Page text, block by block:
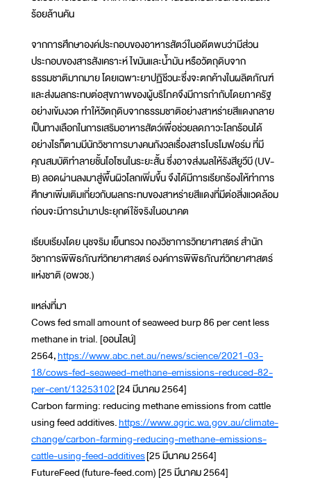
ร้อยล้านคัน
จากการศึกษาองค์ประกอบของอาหารสัตว์ในอดีตพบว่ามีส่วน
ประกอบของสารสังเคราะห์ ไขมันและน้ำมัน หรือวัตถุดิบจาก
ธรรมชาติมากมาย โดยเฉพาะยาปฏิชีวนะซึ่งจะตกค้างในผลิตภัณฑ์
และส่งผลกระทบต่อสุขภาพของผู้บริโภคจึงมีการกำกับโดยภาครัฐ
อย่างเข้มงวด ทำให้วัตถุดิบจากธรรมชาติอย่างสาหร่ายสีแดงกลาย
เป็นทางเลือกในการเสริมอาหารสัตว์เพื่อช่วยลดภาวะโลกร้อนได้
อย่างไรก็ตามมีนักวิชาการบางคนกังวลเรื่องสารโบรโมฟอร์ม ที่มี
คุณสมบัติทำลายชั้นโอโซนในระยะสั้น ซึ่งอาจส่งผลให้รังสียูวีบี (UV-
B) ลอดผ่านลงมาสู่พื้นผิวโลกเพิ่มขึ้น จึงได้มีการเรียกร้องให้ทำการ
ศึกษาเพิ่มเติมเกี่ยวกับผลกระทบของสาหร่ายสีแดงที่มีต่อสิ่งแวดล้อม
ก่อนจะมีการนำมาประยุกต์ใช้จริงในอนาคต
เรียบเรียงโดย นุชจริม เย็นทรวง กองวิชาการวิทยาศาสตร์ สำนัก
วิชาการพิพิธภัณฑ์วิทยาศาสตร์ องค์การพิพิธภัณฑ์วิทยาศาสตร์
แห่งชาติ (อพวช.)
แหล่งที่มา
Cows fed small amount of seaweed burp 86 per cent less
methane in trial. [ออนไลน์]
2564,https://www.abc.net.au/news/science/2021-03-
18/cows-fed-seaweed-methane-emissions-reduced-82-
per-cent/13253102[24 มีนาคม 2564]
Carbon farming: reducing methane emissions from cattle
using feed additives.https://www.agric.wa.gov.au/climate-
change/carbon-farming-reducing-methane-emissions-
cattle-using-feed-additives[25 มีนาคม 2564]
FutureFeed (future-feed.com) [25 มีนาคม 2564]